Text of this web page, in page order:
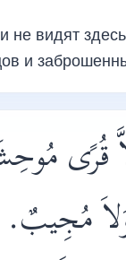
не видят
и
قُرًى
مُجِيبٌ.